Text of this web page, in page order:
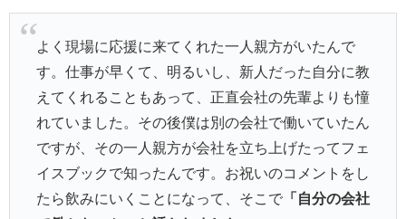
よく現場に応援に来てくれた一人親方がいたんで
す。仕事が早くて、明るいし、新人だった自分に教
えてくれることもあって、正直会社の先輩よりも憧
れていました。その後僕は別の会社で働いていたん
ですが、その一人親方が会社を立ち上げたってフェ
イスブックで知ったんです。お祝いのコメントをし
たら飲みにいくことになって、そこで「自分の会社